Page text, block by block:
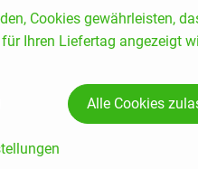
Aktion
Produkt zu Favouriten
Cookies gewährleisten,
Ihren Liefertag angezeigt
Alle Cookies